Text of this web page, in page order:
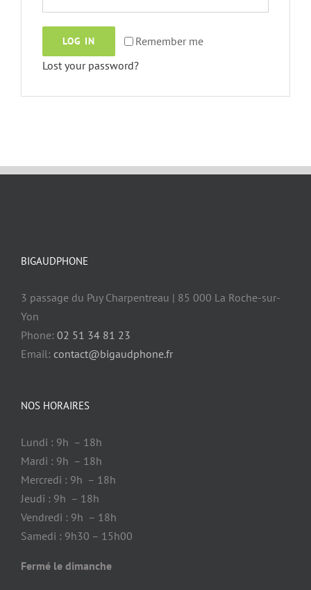
Remember me
LOG IN
Lost your password?
BIGAUDPHONE
3 passage du Puy Charpentreau | 85 000 La Roche-sur-
Yon
Phone: 02 51 34 81 23
Email: contact@bigaudphone.fr
NOS HORAIRES
Lundi : 9h – 18h
Mardi : 9h – 18h
Mercredi : 9h – 18h
Jeudi : 9h – 18h
Vendredi : 9h – 18h
Samedi : 9h30 – 15h00
Fermé le dimanche